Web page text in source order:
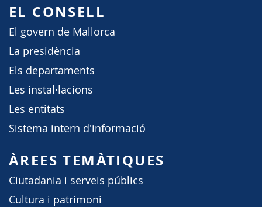
EL CONSELL
El govern de Mallorca
La presidència
Els departaments
Les instal·lacions
Les entitats
Sistema intern d'informació
ÀREES TEMÀTIQUES
Ciutadania i serveis públics
Cultura i patrimoni